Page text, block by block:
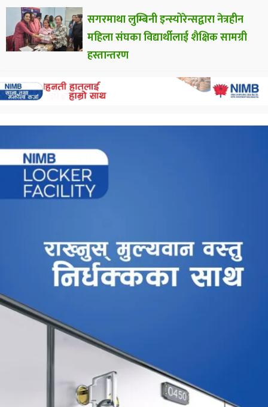
सगरमाथा लुम्बिनी इन्स्योरेन्सद्वारा नेत्रहीन
महिला संघका विद्यार्थीलाई शैक्षिक सामग्री
हस्तान्तरण